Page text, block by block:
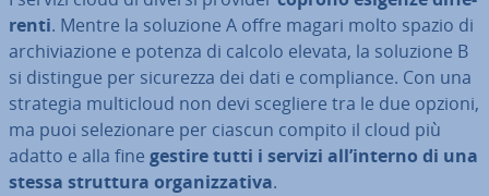
ren­ti. Mentre la soluzione A offre magari molto spazio di
ar­chi­via­zio­ne e potenza di calcolo elevata, la soluzione B
si distingue per sicurezza dei dati e com­plian­ce. Con una
strategia mul­ti­cloud non devi scegliere tra le due opzioni,
ma puoi se­le­zio­na­re per ciascun compito il cloud più
adatto e alla fine gestire tutti i servizi all’interno di una
stessa struttura or­ga­niz­za­ti­va.